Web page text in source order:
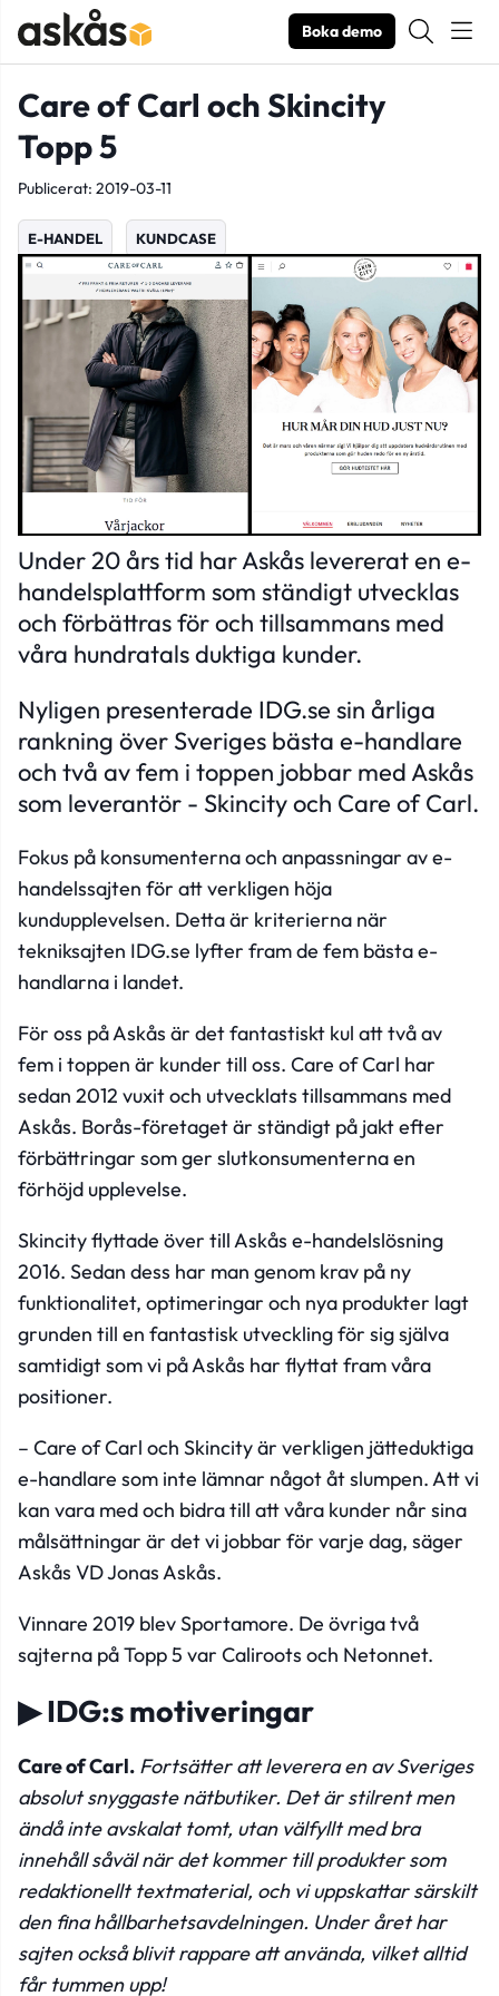
Boka demo
Care of Carl och Skincity
Topp 5
Publicerat: 2019-03-11
E-HANDEL KUNDCASE
Under 20 års tid har Askås levererat en e-
handelsplattform som ständigt utvecklas
och förbättras för och tillsammans med
våra hundratals duktiga kunder.
Nyligen presenterade IDG.se sin årliga
rankning över Sveriges bästa e-handlare
och två av fem i toppen jobbar med Askås
som leverantör - Skincity och Care of Carl.
Fokus på konsumenterna och anpassningar av e-
handelssajten för att verkligen höja
kundupplevelsen. Detta är kriterierna när
tekniksajten IDG.se lyfter fram de fem bästa e-
handlarna i landet.
För oss på Askås är det fantastiskt kul att två av
fem i toppen är kunder till oss. Care of Carl har
sedan 2012 vuxit och utvecklats tillsammans med
Askås. Borås-företaget är ständigt på jakt efter
förbättringar som ger slutkonsumenterna en
förhöjd upplevelse.
Skincity flyttade över till Askås e-handelslösning
2016. Sedan dess har man genom krav på ny
funktionalitet, optimeringar och nya produkter lagt
grunden till en fantastisk utveckling för sig själva
samtidigt som vi på Askås har flyttat fram våra
positioner.
– Care of Carl och Skincity är verkligen jätteduktiga
e-handlare som inte lämnar något åt slumpen. Att vi
kan vara med och bidra till att våra kunder når sina
målsättningar är det vi jobbar för varje dag, säger
Askås VD Jonas Askås.
Vinnare 2019 blev Sportamore. De övriga två
sajterna på Topp 5 var Caliroots och Netonnet.
▶ IDG:s motiveringar
Care of Carl. Fortsätter att leverera en av Sveriges
absolut snyggaste nätbutiker. Det är stilrent men
ändå inte avskalat tomt, utan välfyllt med bra
innehåll såväl när det kommer till produkter som
redaktionellt textmaterial, och vi uppskattar särskilt
den fina hållbarhetsavdelningen. Under året har
sajten också blivit rappare att använda, vilket alltid
får tummen upp!